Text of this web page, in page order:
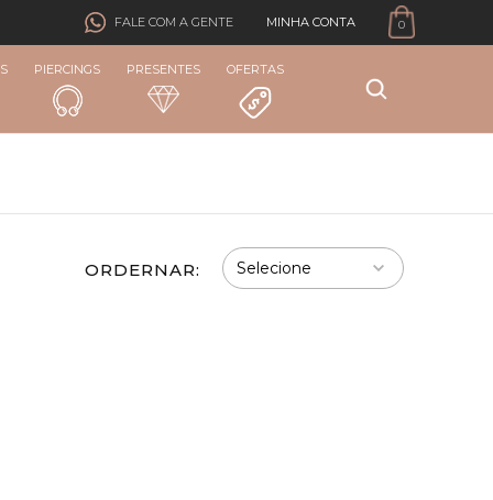
FALE COM A GENTE MINHA CONTA 0
PIERCINGS PRESENTES OFERTAS
ORDERNAR: